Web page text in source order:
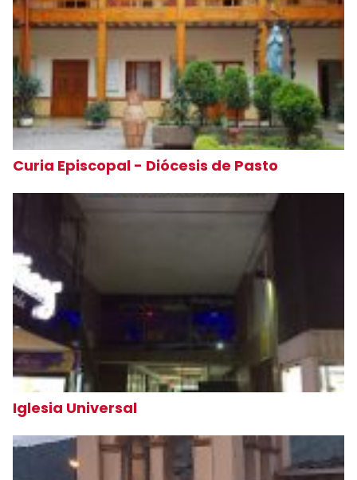
Curia Episcopal - Diócesis de Pasto
Iglesia Universal